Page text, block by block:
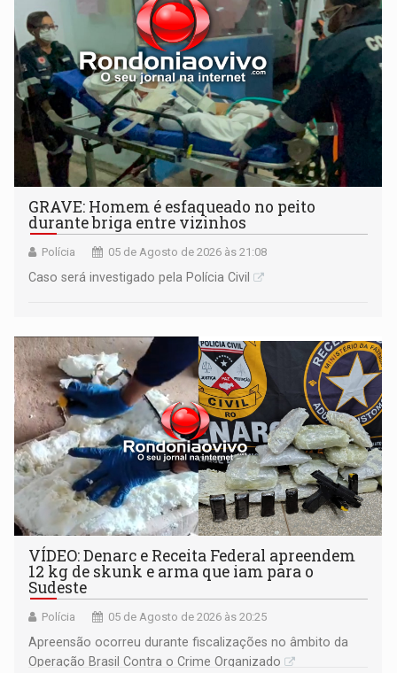
GRAVE: Homem é esfaqueado no peito
durante briga entre vizinhos
Polícia 05 de Agosto de 2026 às 21:08
Caso será investigado pela Polícia Civil
VÍDEO: Denarc e Receita Federal apreendem
12 kg de skunk e arma que iam para o
Sudeste
Polícia 05 de Agosto de 2026 às 20:25
Apreensão ocorreu durante fiscalizações no âmbito da
Operação Brasil Contra o Crime Organizado